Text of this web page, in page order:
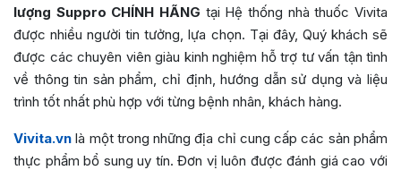
lượng Suppro CHÍNH HÃNG tại Hệ thống nhà thuốc Vivita
được nhiều người tin tưởng, lựa chọn. Tại đây, Quý khách sẽ
được các chuyên viên giàu kinh nghiệm hỗ trợ tư vấn tận tình
về thông tin sản phẩm, chỉ định, hướng dẫn sử dụng và liệu
trình tốt nhất phù hợp với từng bệnh nhân, khách hàng.
Vivita.vn là một trong những địa chỉ cung cấp các sản phẩm
thực phẩm bổ sung uy tín. Đơn vị luôn được đánh giá cao với